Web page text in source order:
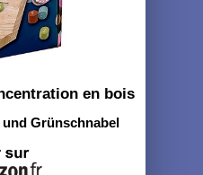
en bois
Grünschnabel